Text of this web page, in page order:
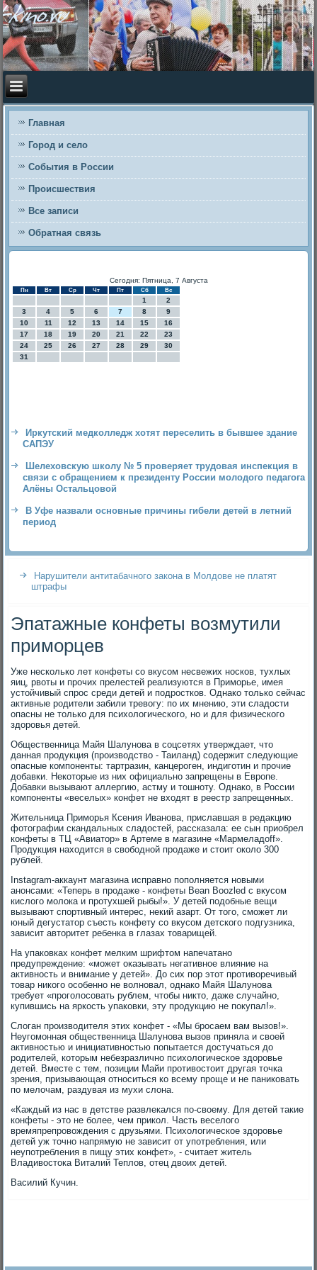
Главная
Город и село
События в России
Происшествия
Все записи
Обратная связь
Сегодня: Пятница, 7 Августа
Пн Вт Ср Чт Пт Сб Вс
1
2
3
4 5 6 7 8
9
10
11 12 13 14 15
16
17
18 19 20 21 22
23
24
25 26 27 28 29
30
31
Иркутский медколледж хотят переселить в бывшее здание
САПЭУ
Шелеховскую школу № 5 проверяет трудовая инспекция в
связи с обращением к президенту России молодого педагога
Алёны Остальцовой
В Уфе назвали основные причины гибели детей в летний
период
Нарушители антитабачного закона в Молдове не платят
штрафы
Эпатажные конфеты возмутили
приморцев
Уже несколько лет конфеты со вкусом несвежих носков, тухлых
яиц, рвоты и прочих прелестей реализуются в Приморье, имея
устойчивый спрос среди детей и подростков. Однако только сейчас
активные родители забили тревогу: по их мнению, эти сладости
опасны не только для психологического, но и для физического
здоровья детей.
Общественница Майя Шалунова в соцсетях утверждает, что
данная продукция (производство - Таиланд) содержит следующие
опасные компоненты: тартразин, канцероген, индиготин и прочие
добавки. Некоторые из них официально запрещены в Европе.
Добавки вызывают аллергию, астму и тошноту. Однако, в России
компоненты «веселых» конфет не входят в реестр запрещенных.
Жительница Приморья Ксения Иванова, приславшая в редакцию
фотографии скандальных сладостей, рассказала: ее сын приобрел
конфеты в ТЦ «Авиатор» в Артеме в магазине «Мармеладoff».
Продукция находится в свободной продаже и стоит около 300
рублей.
Instagram-аккаунт магазина исправно пополняется новыми
анонсами: «Теперь в продаже - конфеты Bean Boozled с вкусом
кислого молока и протухшей рыбы!». У детей подобные вещи
вызывают спортивный интерес, некий азарт. От того, сможет ли
юный дегустатор съесть конфету со вкусом детского подгузника,
зависит авторитет ребенка в глазах товарищей.
На упаковках конфет мелким шрифтом напечатано
предупреждение: «может оказывать негативное влияние на
активность и внимание у детей». До сих пор этот противоречивый
товар никого особенно не волновал, однако Майя Шалунова
требует «проголосовать рублем, чтобы никто, даже случайно,
купившись на яркость упаковки, эту продукцию не покупал!».
Слоган производителя этих конфет - «Мы бросаем вам вызов!».
Неугомонная общественница Шалунова вызов приняла и своей
активностью и инициативностью попытается достучаться до
родителей, которым небезразлично психологическое здоровье
детей. Вместе с тем, позиции Майи противостоит другая точка
зрения, призывающая относиться ко всему проще и не паниковать
по мелочам, раздувая из мухи слона.
«Каждый из нас в детстве развлекался по-своему. Для детей такие
конфеты - это не более, чем прикол. Часть веселого
времяпрепровождения с друзьями. Психологическое здоровье
детей уж точно напрямую не зависит от употребления, или
неупотребления в пищу этих конфет», - считает житель
Владивостока Виталий Теплов, отец двоих детей.
Василий Кучин.